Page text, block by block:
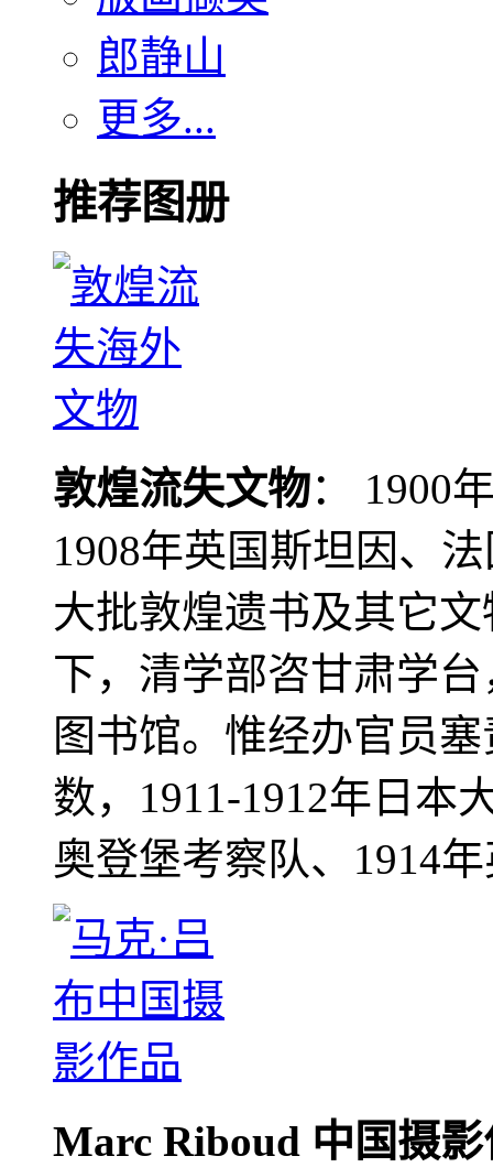
郎静山
更多...
推荐图册
敦煌流失文物： 1900
1908年英国斯坦因、
大批敦煌遗书及其它
下，清学部咨甘肃学
图书馆。惟经办官员
数，1911-1912年日本
奥登堡考察队、1914
Marc Riboud 中国摄